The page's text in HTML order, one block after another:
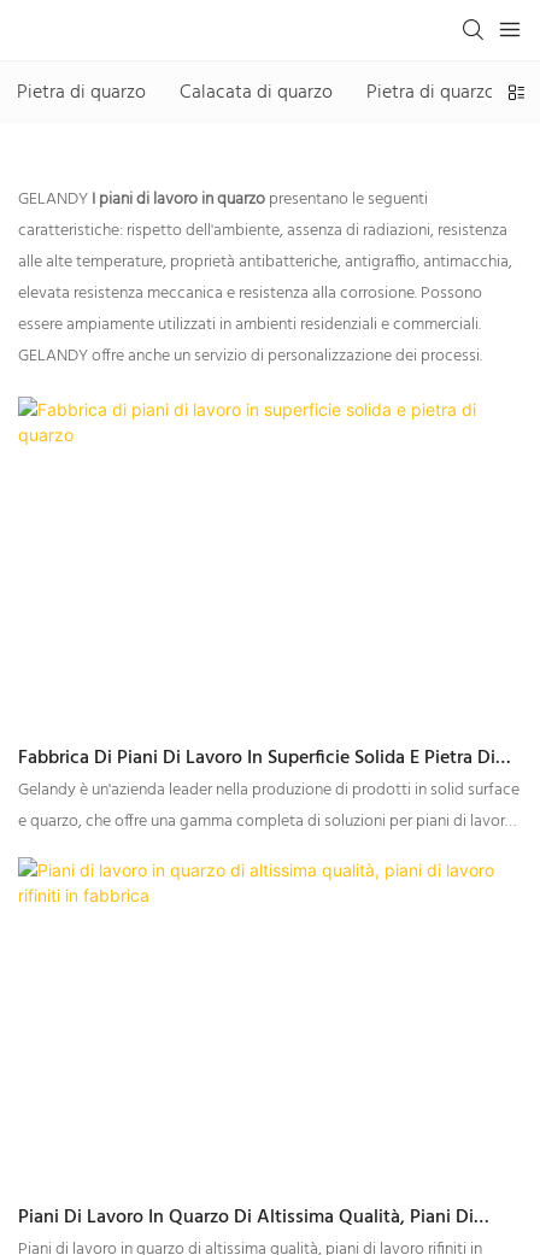
Pietra di quarzo Calacata di quarzo Pietra di quarzo
GELANDYI piani di lavoro in quarzopresentano le seguenti
caratteristiche: rispetto dell'ambiente, assenza di radiazioni, resistenza
alle alte temperature, proprietà antibatteriche, antigraffio, antimacchia,
elevata resistenza meccanica e resistenza alla corrosione. Possono
essere ampiamente utilizzati in ambienti residenziali e commerciali.
GELANDY offre anche un servizio di personalizzazione dei processi.
Fabbrica Di Piani Di Lavoro In Superficie Solida E Pietra Di
Quarzo
Gelandy è un'azienda leader nella produzione di prodotti in solid surface
e quarzo, che offre una gamma completa di soluzioni per piani di lavoro.
Dalla produzione delle materie prime alla realizzazione di piani di lavoro
personalizzati, Gelandy garantisce un'esperienza senza intoppi che
Piani Di Lavoro In Quarzo Di Altissima Qualità, Piani Di
Lavoro Rifiniti In Fabbrica